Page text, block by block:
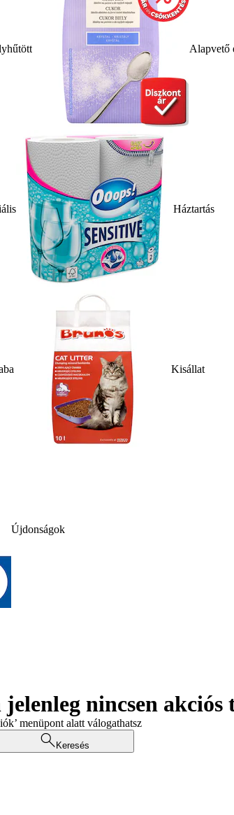
Alapvető
Háztartás
Kisállat
Újdonságok
nincsen akciós
menüpont alatt válogathatsz
Keresés